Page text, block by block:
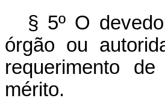
§ 5º O
órgão ou
requerimento
mérito.